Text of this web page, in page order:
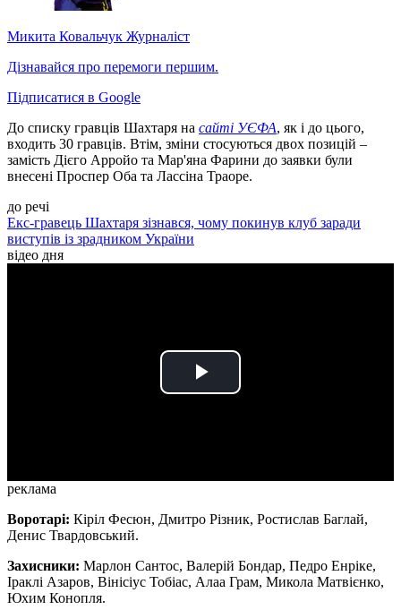
Микита Ковальчук Журналіст
Дізнавайся про перемоги першим.
Підписатися в Google
До списку гравців Шахтаря на сайті УЄФА, як і до цього,
входить 30 гравців. Втім, зміни стосуються двох позицій –
замість Дієго Арройо та Мар'яна Фарини до заявки були
внесені Проспер Оба та Лассіна Траоре.
до речі
Екс-гравець Шахтаря зізнався, чому покинув клуб заради
виступів із зрадником України
відео дня
Play
реклама
Воротарі: Кіріл Фесюн, Дмитро Різник, Ростислав Баглай,
Денис Твардовський.
Захисники: Марлон Сантос, Валерій Бондар, Педро Енріке,
Іраклі Азаров, Вінісіус Тобіас, Алаа Грам, Микола Матвієнко,
Юхим Конопля.